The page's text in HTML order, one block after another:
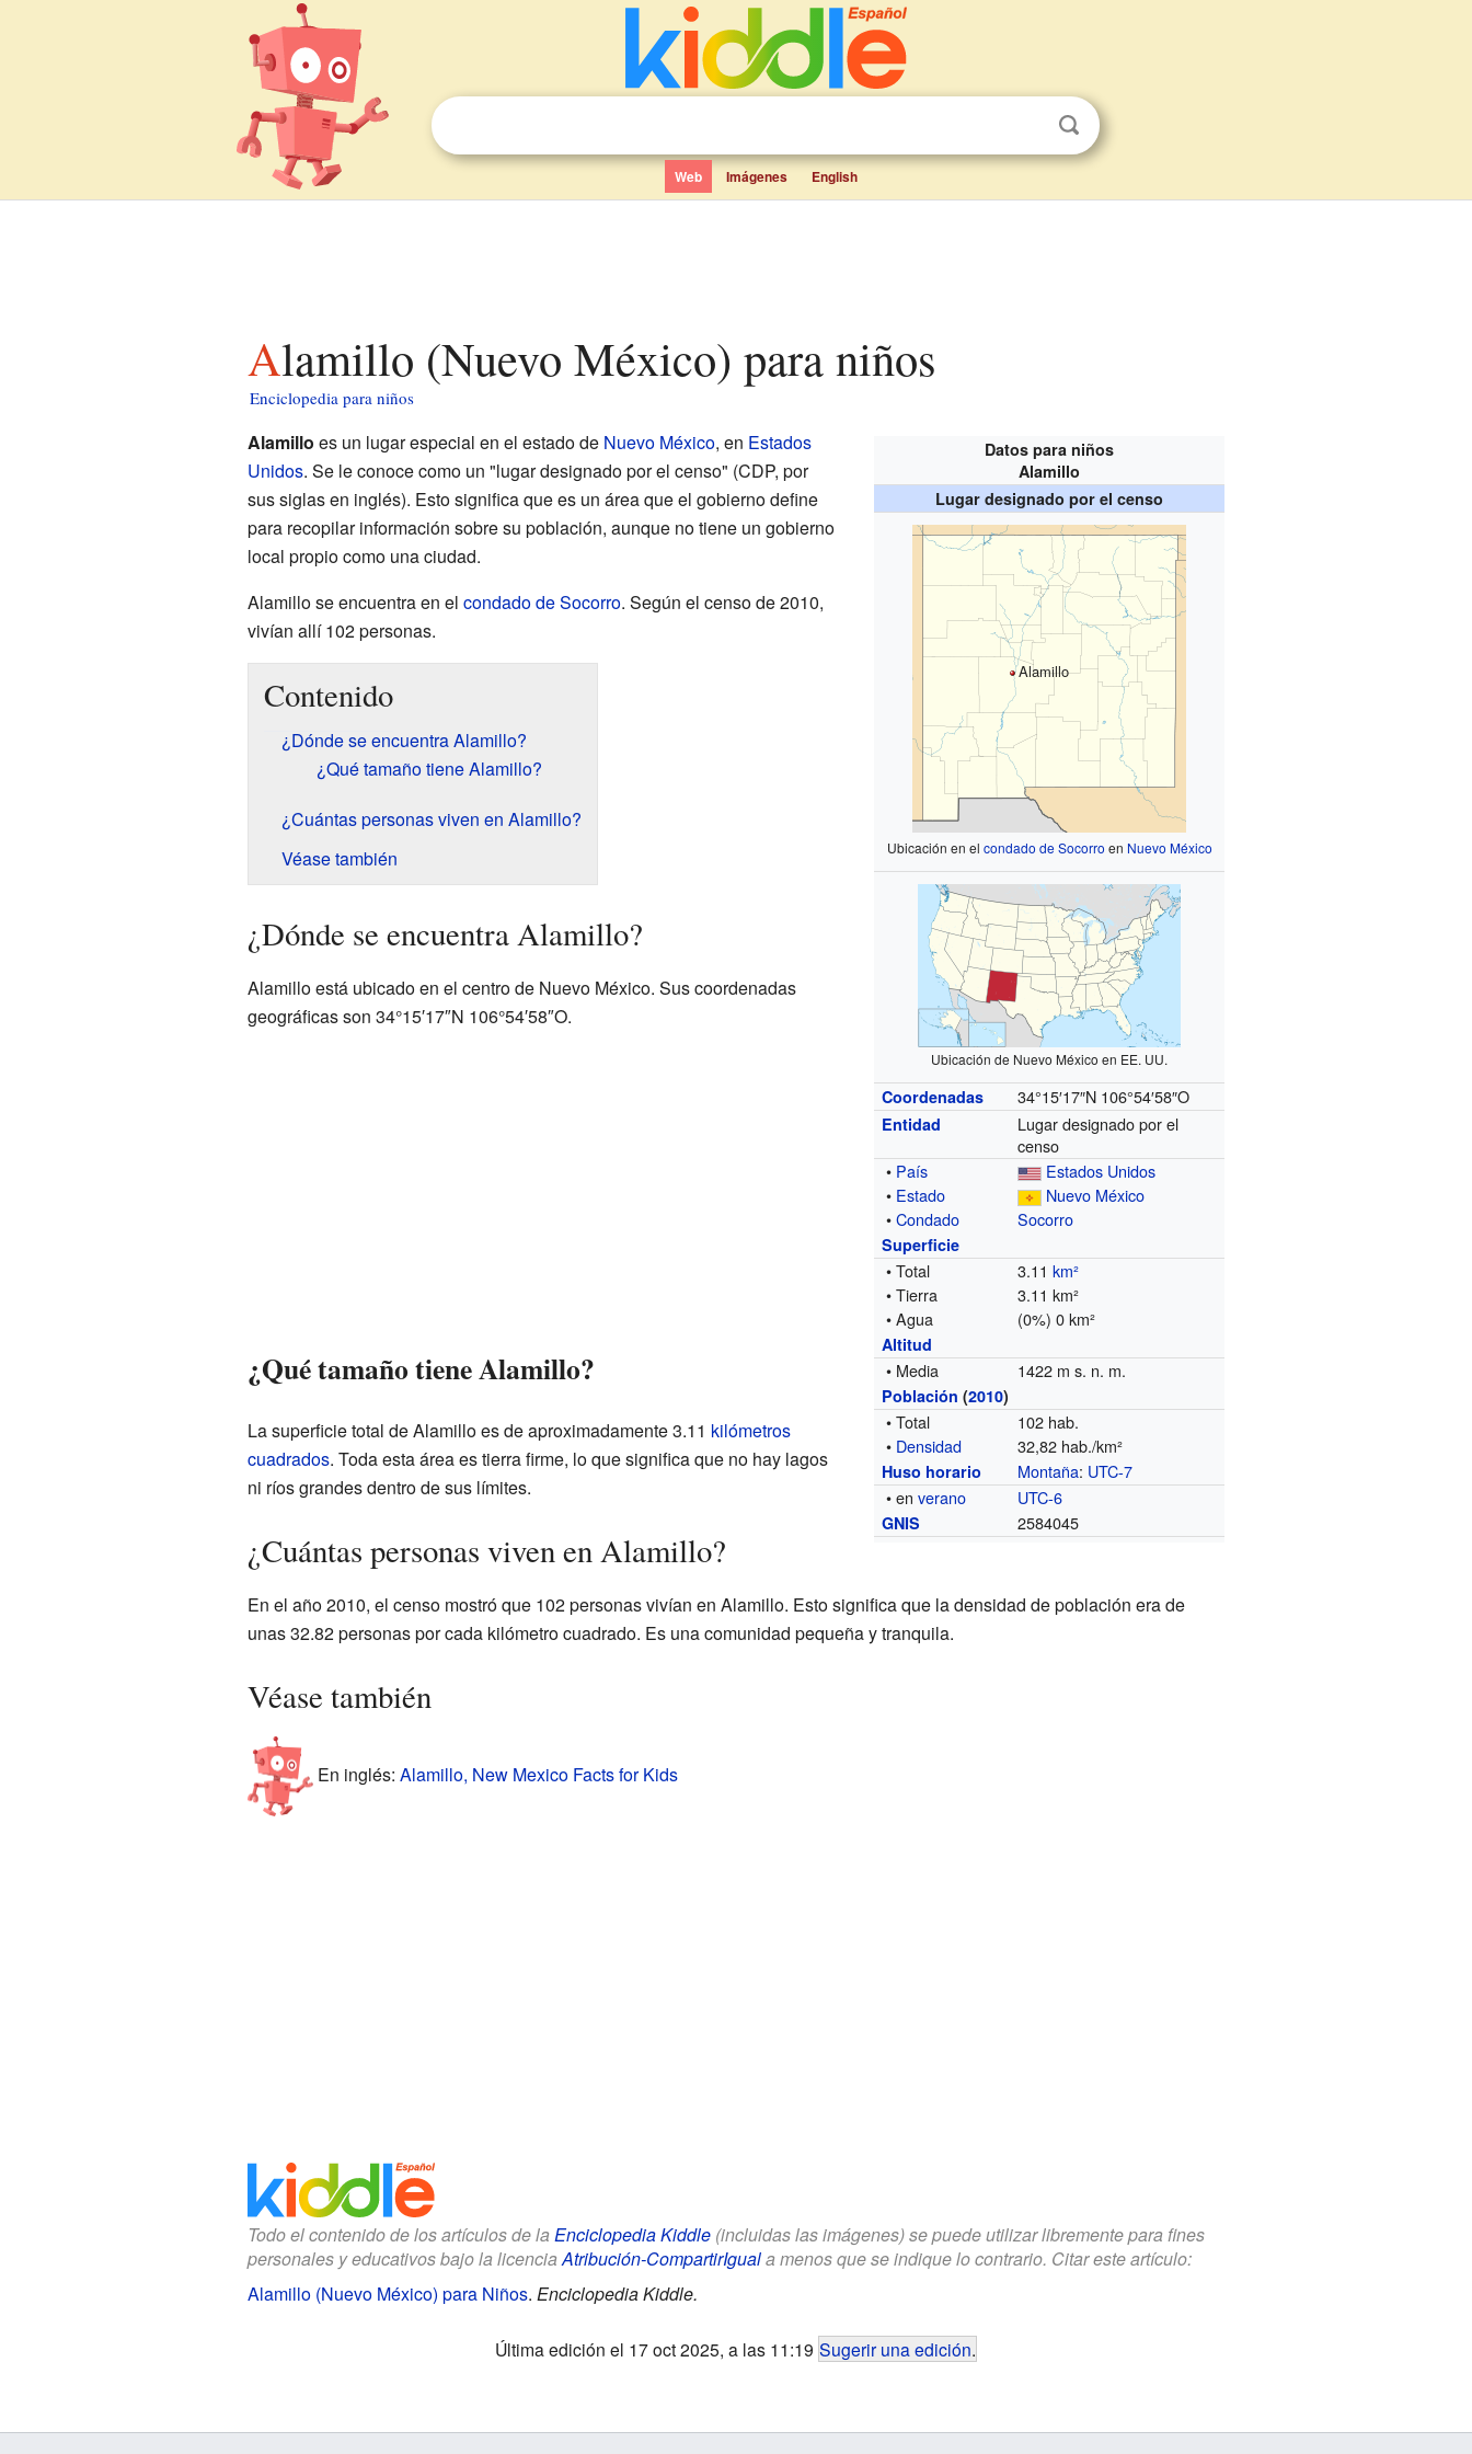
Web Imágenes English
Alamillo (Nuevo México) para niños
Enciclopedia para niños
Datos para niños
Alamillo
Lugar designado por el censo
Alamillo
Ubicación en el condado de Socorro en Nuevo México
Ubicación de Nuevo México en EE. UU.
Coordenadas 34°15′17″N 106°54′58″O
Entidad
Lugar designado por el
censo
• País
Estados Unidos
• Estado
Nuevo México
•Condado Socorro
Superficie
• Total 3.11km²
• Tierra
3.11 km²
• Agua
(0%) 0 km²
Altitud
• Media 1422 m s. n. m.
Población (2010)
• Total
102 hab.
• Densidad 32,82 hab./km²
Huso horario Montaña: UTC-7
• enverano UTC-6
GNIS 2584045
Alamillo es un lugar especial en el estado de Nuevo México, en Estados
Unidos. Se le conoce como un "lugar designado por el censo" (CDP, por
sus siglas en inglés). Esto significa que es un área que el gobierno define
para recopilar información sobre su población, aunque no tiene un gobierno
local propio como una ciudad.
Alamillo se encuentra en el condado de Socorro. Según el censo de 2010,
vivían allí 102 personas.
Contenido
¿Dónde se encuentra Alamillo?
¿Qué tamaño tiene Alamillo?
¿Cuántas personas viven en Alamillo?
Véase también
¿Dónde se encuentra Alamillo?
Alamillo está ubicado en el centro de Nuevo México. Sus coordenadas
geográficas son 34°15′17″N 106°54′58″O.
¿Qué tamaño tiene Alamillo?
La superficie total de Alamillo es de aproximadamente 3.11 kilómetros
cuadrados. Toda esta área es tierra firme, lo que significa que no hay lagos
ni ríos grandes dentro de sus límites.
¿Cuántas personas viven en Alamillo?
En el año 2010, el censo mostró que 102 personas vivían en Alamillo. Esto significa que la densidad de población era de
unas 32.82 personas por cada kilómetro cuadrado. Es una comunidad pequeña y tranquila.
Véase también
En inglés: Alamillo, New Mexico Facts for Kids
Todo el contenido de los artículos de la Enciclopedia Kiddle(incluidas las imágenes) se puede utilizar libremente para fines
personales y educativos bajo la licenciaAtribución-CompartirIguala menos que se indique lo contrario. Citar este artículo:
Alamillo (Nuevo México) para Niños. Enciclopedia Kiddle.
Última edición el 17 oct 2025, a las 11:19 Sugerir una edición.